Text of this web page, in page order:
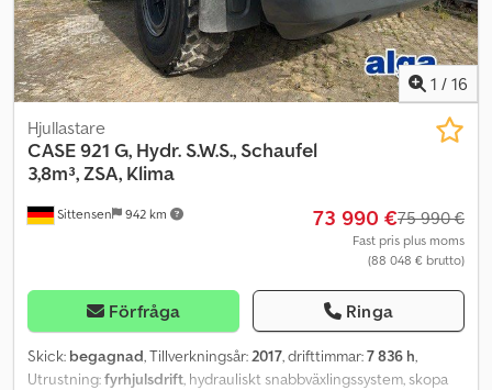
1 / 16
Sittensen 942 km
Hjullastare
CASE921 G, Hydr. S.W.S., Schaufel
3,8m³, ZSA, Klima
73 990 €75 990 €
Fast pris plus moms
(88 048 € brutto)
Förfråga Ringa
Skick: begagnad, Tillverkningsår:2017, drifttimmar:7 836 h,
Utrustning:fyrhjulsdrift, hydrauliskt snabbväxlingssystem, skopa